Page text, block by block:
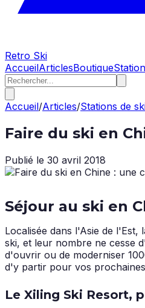
Retro Ski
AccueilArticlesBoutique
Accueil/Articles/Stations de
Faire du ski en
Publié le 30 avril 2018
Séjour au ski en
Localisée dans l'Asie de
ski, et leur nombre ne cesse
d'ouvrir ou de moderniser
d'y partir pour vos
Le Xiling Ski Resort,